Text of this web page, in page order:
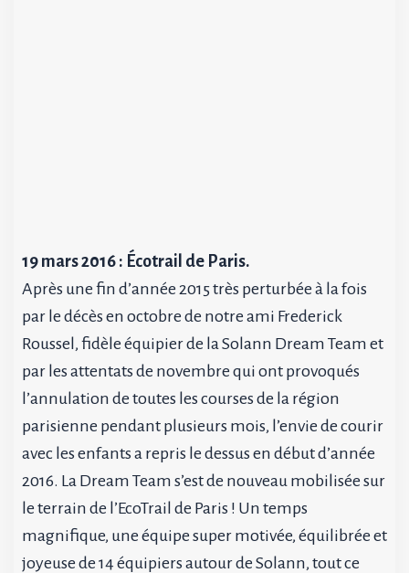
19 mars 2016 : Écotrail de Paris.
Après une fin d’année 2015 très perturbée à la fois
par le décès en octobre de notre ami Frederick
Roussel, fidèle équipier de la Solann Dream Team et
par les attentats de novembre qui ont provoqués
l’annulation de toutes les courses de la région
parisienne pendant plusieurs mois, l’envie de courir
avec les enfants a repris le dessus en début d’année
2016. La Dream Team s’est de nouveau mobilisée sur
le terrain de l’EcoTrail de Paris ! Un temps
magnifique, une équipe super motivée, équilibrée et
joyeuse de 14 équipiers autour de Solann, tout ce